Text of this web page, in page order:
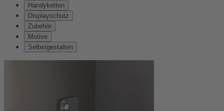
Handyketten
Displayschutz
Zubehör
Motive
Selbstgestalten